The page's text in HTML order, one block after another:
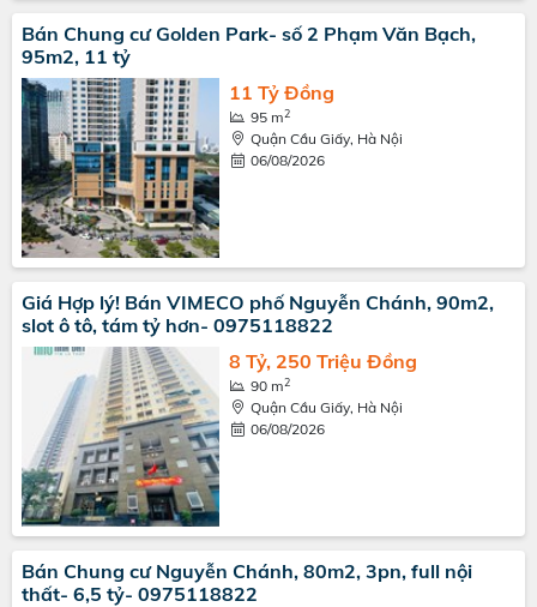
Bán Chung cư Golden Park- số 2 Phạm Văn Bạch,
95m2, 11 tỷ
11 Tỷ Đồng
95 m2
Quận Cầu Giấy, Hà Nội
06/08/2026
Giá Hợp lý! Bán VIMECO phố Nguyễn Chánh, 90m2,
slot ô tô, tám tỷ hơn- 0975118822
8 Tỷ, 250 Triệu Đồng
90 m2
Quận Cầu Giấy, Hà Nội
06/08/2026
Bán Chung cư Nguyễn Chánh, 80m2, 3pn, full nội
thất- 6,5 tỷ- 0975118822